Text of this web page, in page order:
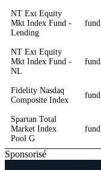
NT Ext Equity
Mkt Index Fund -
Lending
fund
NT Ext Equity
Mkt Index Fund -
NL
fund
Fidelity Nasdaq
Composite Index
fund
Spartan Total
Market Index
Pool G
fund
Sponsorisé